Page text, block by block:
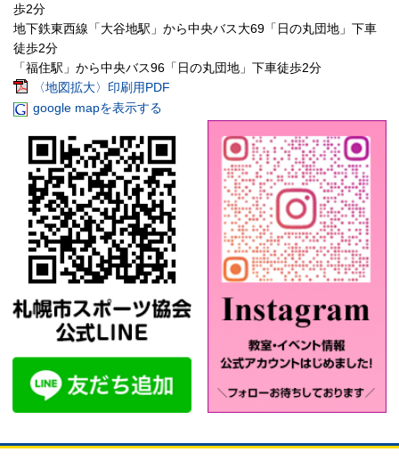
歩2分
地下鉄東西線「大谷地駅」から中央バス大69「日の丸団地」下車
徒歩2分
「福住駅」から中央バス96「日の丸団地」下車徒歩2分
〈地図拡大〉印刷用PDF
google mapを表示する